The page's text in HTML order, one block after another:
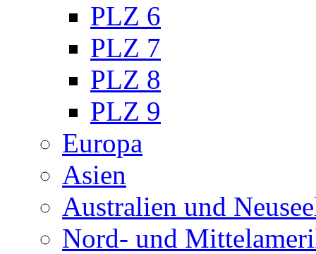
PLZ 6
PLZ 7
PLZ 8
PLZ 9
Europa
Asien
Australien und
Nord- und